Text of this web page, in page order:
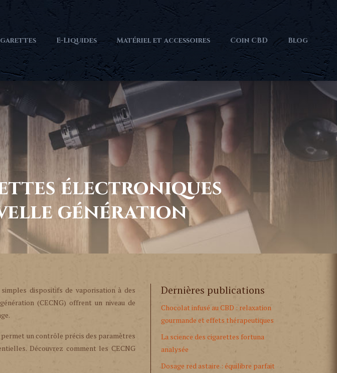
E-Liquides Matériel et accessoires Coin CBD Blog
électroniques
génération
dispositifs de vaporisation à des
(CECNG) offrent un niveau de
un contrôle précis des paramètres
Découvrez comment les CECNG
Dernières publications
Chocolat infusé au CBD : relaxation
gourmande et effets thérapeutiques
La science des cigarettes fortuna
analysée
Dosage red astaire : équilibre parfait